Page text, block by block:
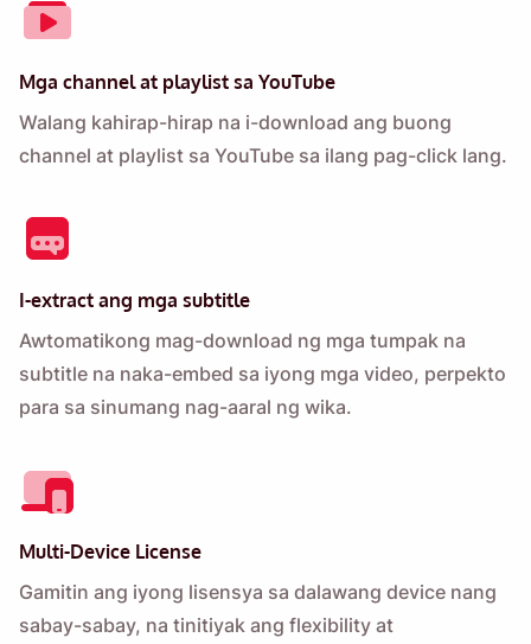
Mga channel at playlist sa YouTube
Walang kahirap-hirap na i-download ang buong
channel at playlist sa YouTube sa ilang pag-click lang.
I-extract ang mga subtitle
Awtomatikong mag-download ng mga tumpak na
subtitle na naka-embed sa iyong mga video, perpekto
para sa sinumang nag-aaral ng wika.
Multi-Device License
Gamitin ang iyong lisensya sa dalawang device nang
sabay-sabay, na tinitiyak ang flexibility at